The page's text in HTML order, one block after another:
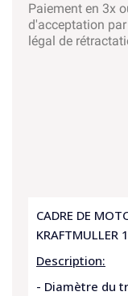
Paiement en 3x
d'acceptation
légal de
CADRE DE
Description:
- Diamètre du